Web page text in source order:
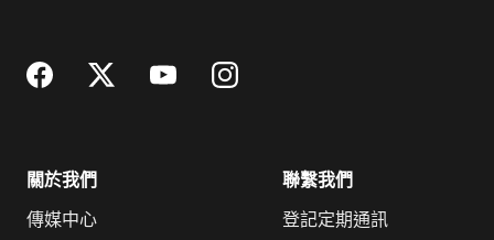
關於我們
傳媒中心
聯繫我們
登記定期通訊